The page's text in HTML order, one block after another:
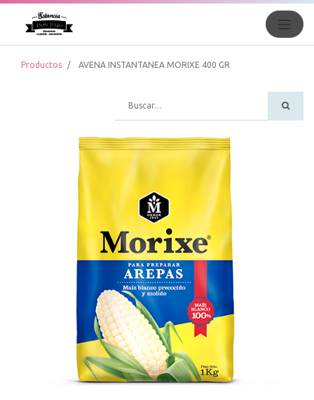
Productos AVENA INSTANTANEA MORIXE 400 GR